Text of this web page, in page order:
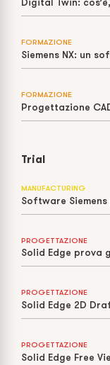
FORMAZIONE
FORMAZIONE
Progettazione
Trial
MANUFACTURING
Software
PROGETTAZIONE
Solid Edge prova
PROGETTAZIONE
Solid Edge 2D
PROGETTAZIONE
Solid Edge Free